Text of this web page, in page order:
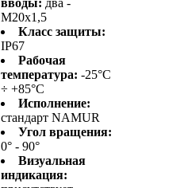
вводы: два -
M20x1,5
Класс защиты:
IP67
Рабочая
температура: -25°C
÷ +85°C
Исполнение:
стандарт NAMUR
Угол вращения:
0° - 90°
Визуальная
индикация: